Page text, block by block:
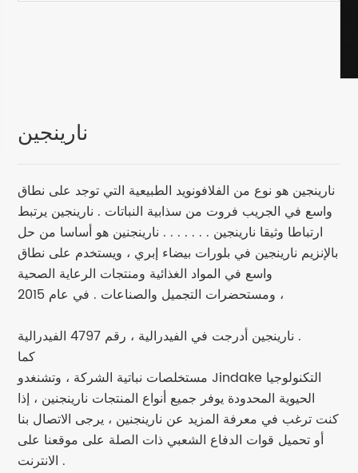
نارينجين
نارينجين هو نوع من الفلافونويد الطبيعية التي توجد على نطاق
واسع في الجريب فروت من سذابية النباتات . نارينجين يرتبط
ارتباطا وثيقا نارينجين . . . . . . . نارينجنين هو أساسا من حل
بالإنزيم نارينجين في بلورات بيضاء إبري ، ويستخدم على نطاق
واسع في المواد الغذائية ومنتجات الرعاية الصحية
ومستحضرات التجميل والصناعات . في عام 2015 ،
نارينجين أدرجت في الفيدرالية ، رقم 4797 الفيدرالية .
كما
مستخلصات نباتية الشركة ، وتشنغدو Jindake التكنولوجيا
الحيوية المحدودة يوفر جميع أنواع المنتجات نارينجنين ، إذا
كنت ترغب في معرفة المزيد عن نارينجنين ، يرجى الاتصال بنا
أو تحميل قوات الدفاع الشعبي ذات الصلة على موقعنا على
الانترنت .